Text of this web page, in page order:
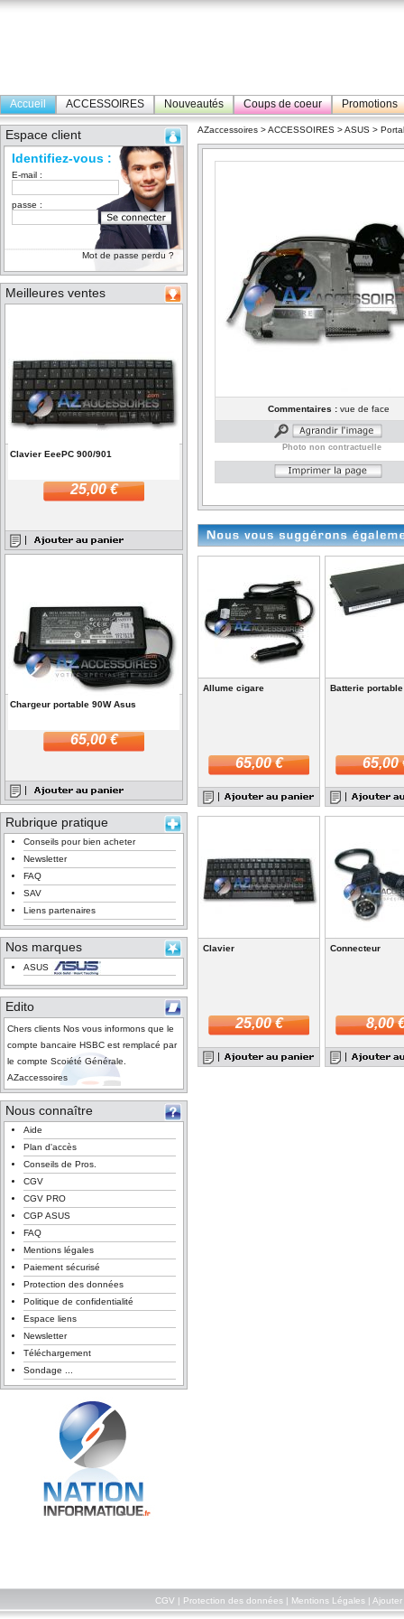
Accueil ACCESSOIRES Nouveautés Coups de coeur Promotions
Espace client
Identifiez-vous :
E-mail :
passe :
Mot de passe perdu ?
Meilleures ventes
Clavier EeePC 900/901
25,00 €
Chargeur portable 90W Asus
65,00 €
Rubrique pratique
Conseils pour bien acheter
Newsletter
FAQ
SAV
Liens partenaires
Nos marques
ASUS
Edito
Chers clients Nos vous informons que le
compte bancaire HSBC est remplacé par
le compte Scoiété Générale.
AZaccessoires
Nous connaître
Aide
Plan d'accès
Conseils de Pros.
CGV
CGV PRO
CGP ASUS
FAQ
Mentions légales
Paiement sécurisé
Protection des données
Politique de confidentialité
Espace liens
Newsletter
Téléchargement
Sondage ...
AZaccessoires >ACCESSOIRES >ASUS >
Commentaires :vue de face
Photo non contractuelle
Allume cigare
65,00 €
Batterie
65,00
Clavier
25,00 €
Connecteur
8,00
CGV Protection des données| Mentions Légales| Ajouter